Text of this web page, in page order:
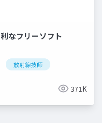
なフリーソフト
放射線技師
371K